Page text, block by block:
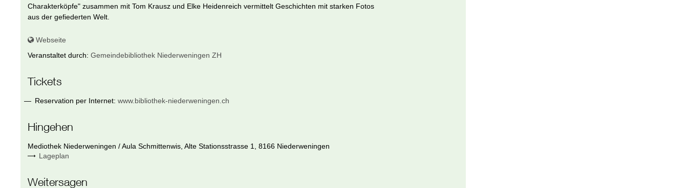
Charakterköpfe" zusammen mit Tom Krausz und Elke Heidenreich vermittelt Geschichten mit starken Fotos
aus der gefiederten Welt.
Webseite
Veranstaltet durch:Gemeindebibliothek Niederweningen ZH
Tickets
Reservation per Internet:www.bibliothek-niederweningen.ch
Hingehen
Mediothek Niederweningen / Aula Schmittenwis ,Alte Stationsstrasse 1 ,8166 Niederweningen
Lageplan
Weitersagen